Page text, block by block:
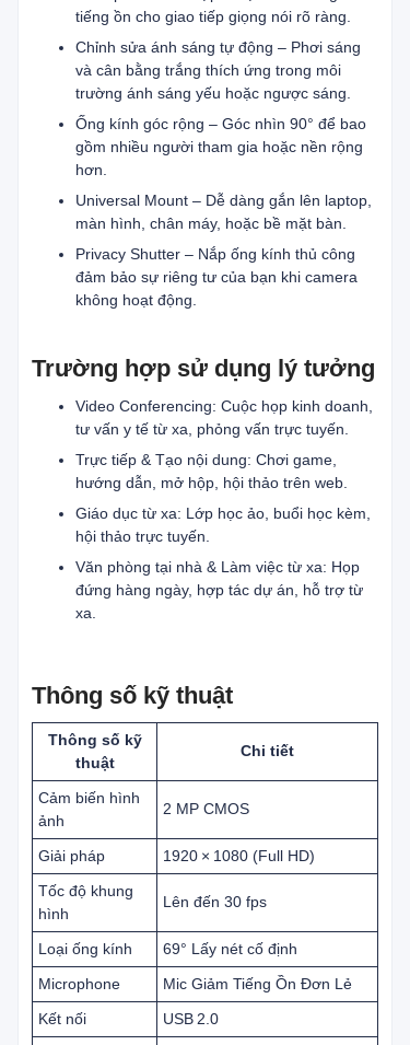
tiếng ồn cho giao tiếp giọng nói rõ ràng.
Chỉnh sửa ánh sáng tự động – Phơi sáng
và cân bằng trắng thích ứng trong môi
trường ánh sáng yếu hoặc ngược sáng.
Ống kính góc rộng – Góc nhìn 90° để bao
gồm nhiều người tham gia hoặc nền rộng
hơn.
Universal Mount – Dễ dàng gắn lên laptop,
màn hình, chân máy, hoặc bề mặt bàn.
Privacy Shutter – Nắp ống kính thủ công
đảm bảo sự riêng tư của bạn khi camera
không hoạt động.
Trường hợp sử dụng lý tưởng
Video Conferencing: Cuộc họp kinh doanh,
tư vấn y tế từ xa, phỏng vấn trực tuyến.
Trực tiếp & Tạo nội dung: Chơi game,
hướng dẫn, mở hộp, hội thảo trên web.
Giáo dục từ xa: Lớp học ảo, buổi học kèm,
hội thảo trực tuyến.
Văn phòng tại nhà & Làm việc từ xa: Họp
đứng hàng ngày, hợp tác dự án, hỗ trợ từ
xa.
Thông số kỹ thuật
Thông số kỹ
thuật
Chi tiết
Cảm biến hình
ảnh
2 MP CMOS
Giải pháp
1920 × 1080 (Full HD)
Tốc độ khung
hình
Lên đến 30 fps
Loại ống kính
69° Lấy nét cố định
Microphone
Mic Giảm Tiếng Ồn Đơn Lẻ
Kết nối
USB 2.0